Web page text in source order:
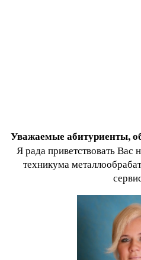
Уважаемые абитуриенты,
Я рада приветствовать Вас
техникума